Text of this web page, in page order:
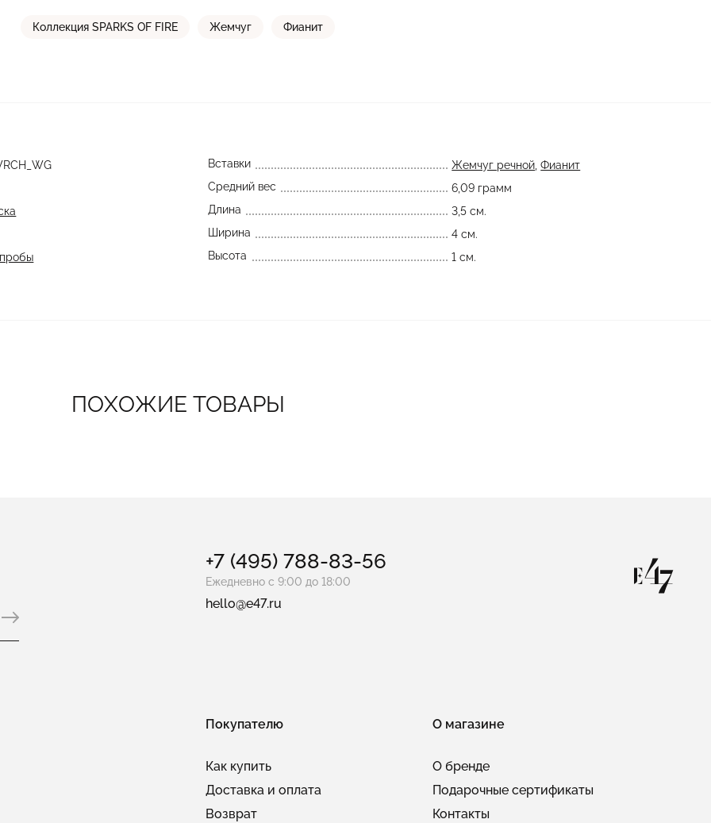
Коллекция SPARKS OF FIRE Жемчуг Фианит
Вставки Жемчуг речной ,Фианит
Средний вес
6,09 грамм
Длина
3,5 см.
Ширина
4 см.
Высота
1 см.
ПОХОЖИЕ ТОВАРЫ
+7 (495) 788-83-56
Ежедневно с 9:00 до 18:00
hello@e47.ru
Покупателю
Как купить
Доставка и оплата
Возврат
О магазине
О бренде
Подарочные сертификаты
Контакты